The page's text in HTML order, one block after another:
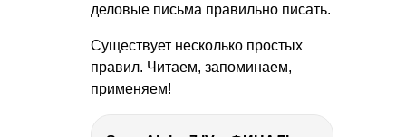
деловые письма правильно писать.
Существует несколько простых
правил. Читаем, запоминаем,
применяем!